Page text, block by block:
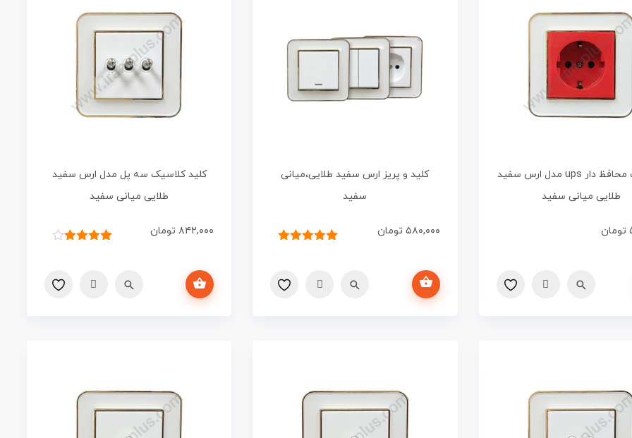
پریز ارت محافظ دار ups مدل ارس سفید
طلایی میانی سفید
تومان
کلید و پریز ارس سفید طلایی،میانی
سفید
۵۸۰,۰۰۰ تومان
انتخاب گزینه ها
کلید کلاسیک سه پل مدل ارس سفید
طلایی میانی سفید
مشتری
۸۴۲,۰۰۰ تومان
افزودن به سبد خرید